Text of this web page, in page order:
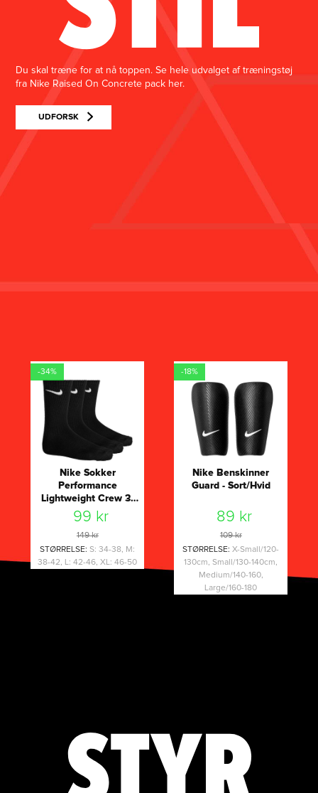
Du skal træne for at nå toppen. Se hele udvalget af træningstøj
fra Nike Raised On Concrete pack her.
UDFORSK
-34%
Nike Sokker
Performance
Lightweight Crew 3-
Pak - Sort/Hvid
99 kr
149 kr
STØRRELSE:S: 34-38, M:
38-42, L: 42-46, XL: 46-50
-18%
Nike Benskinner
Guard - Sort/Hvid
89 kr
109 kr
STØRRELSE:X-Small/120-
130cm, Small/130-140cm,
Medium/140-160,
Large/160-180